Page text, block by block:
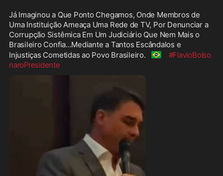
Já Imaginou a Que Ponto Chegamos, Onde Membros de
Uma Instituição Ameaça Uma Rede de TV, Por Denunciar a
Corrupção Sistêmica Em Um Judiciário Que Nem Mais o
Brasileiro Confia...Mediante a Tantos Escândalos e
Injustiças Cometidas ao Povo Brasileiro.
🇧🇷
#FlavioBolso
naroPresidente